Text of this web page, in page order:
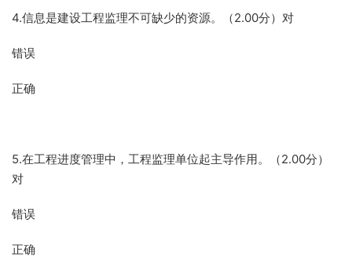
4.信息是建设工程监理不可缺少的资源。（2.00分）对
错误
正确
5.在工程进度管理中，工程监理单位起主导作用。（2.00分）
对
错误
正确